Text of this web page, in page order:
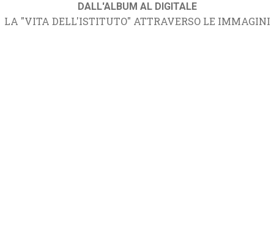
DALL'ALBUM AL DIGITALE
LA "VITA DELL'ISTITUTO" ATTRAVERSO LE IMMAGINI